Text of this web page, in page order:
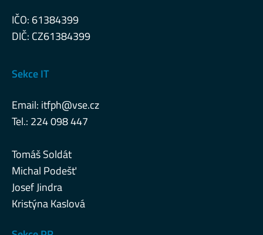
IČO: 61384399
DIČ: CZ61384399
Sekce IT
Email: itfph@vse.cz
Tel.: 224 098 447
Tomáš Soldát
Michal Podešť
Josef Jindra
Kristýna Kaslová